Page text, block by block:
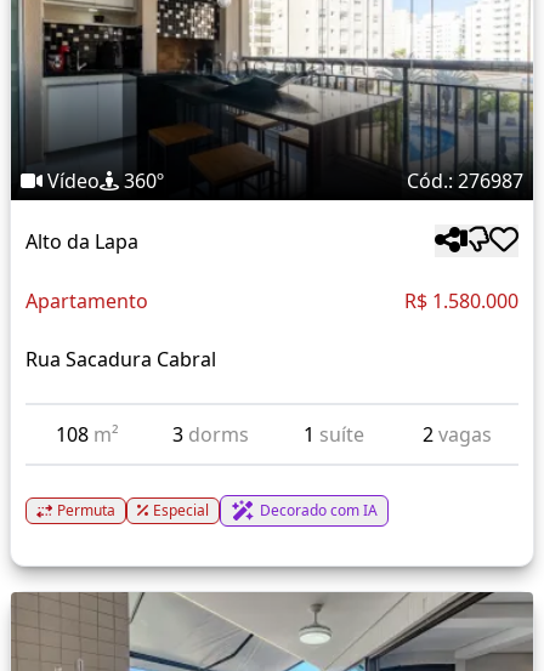
Vídeo 360º Cód.: 276987
Alto da Lapa
Apartamento R$ 1.580.000
Rua Sacadura Cabral
108 m² 3 dorms 1 suíte 2vagas
Permuta Especial Decorado com IA